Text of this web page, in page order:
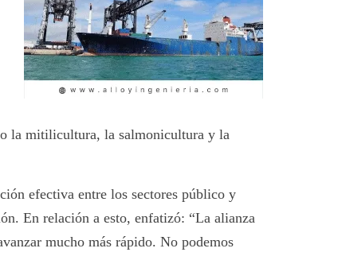
la mitilicultura, la salmonicultura y la
efectiva entre los sectores público y
En relación a esto, enfatizó: “La alianza
mucho más rápido. No podemos